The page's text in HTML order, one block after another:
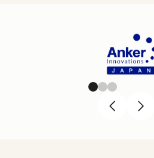
PreviousNext